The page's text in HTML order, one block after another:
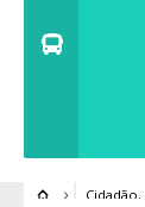
Cidadão,